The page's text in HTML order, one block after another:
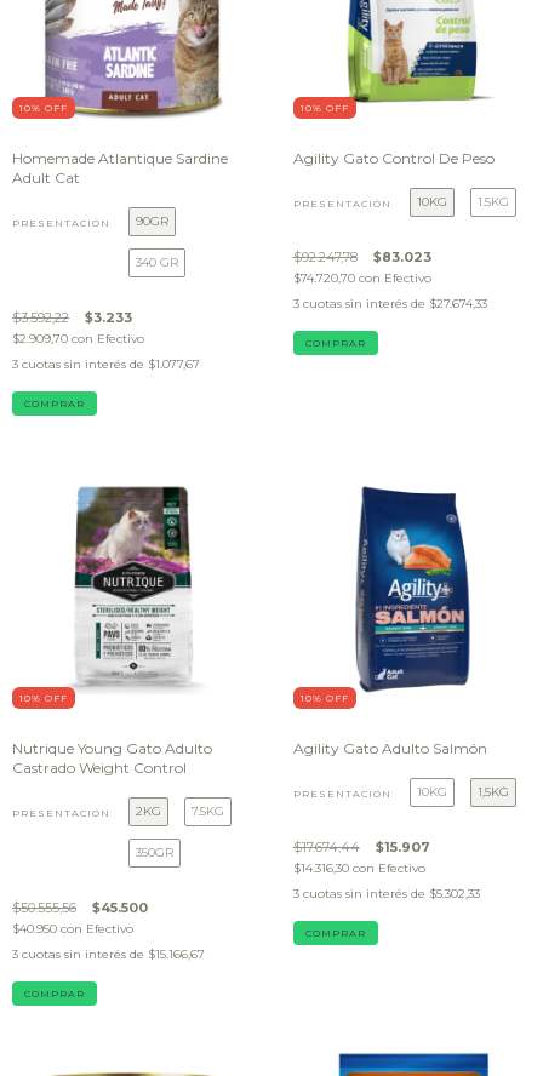
10% OFF
Homemade Atlantique Sardine
Adult Cat
PRESENTACIÓN 90GR
340 GR
$3.592,22 $3.233
$2.909,70 con Efectivo
3 cuotas sin interés de $1.077,67
COMPRAR
10% OFF
Agility Gato Control De Peso
PRESENTACIÓN 10KG 1.5KG
$92.247,78 $83.023
$74.720,70 con Efectivo
3 cuotas sin interés de $27.674,33
COMPRAR
10% OFF
Nutrique Young Gato Adulto
Castrado Weight Control
PRESENTACIÓN 2KG 7.5KG
350GR
$50.555,56 $45.500
$40.950 con Efectivo
3 cuotas sin interés de $15.166,67
COMPRAR
10% OFF
Agility Gato Adulto Salmón
PRESENTACIÓN 10KG 1,5KG
$17.674,44 $15.907
$14.316,30 con Efectivo
3 cuotas sin interés de $5.302,33
COMPRAR